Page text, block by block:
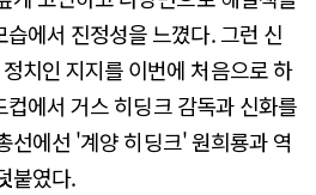
에서 진정성을 느꼈다. 그런 신
치인 지지를 이번에 처음으로 하
에서 거스 히딩크 감독과 신화를
선에선 '계양 히딩크' 원희룡과 역
붙였다.